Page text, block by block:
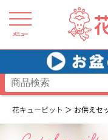
メニュー
花キューピット お供えセ